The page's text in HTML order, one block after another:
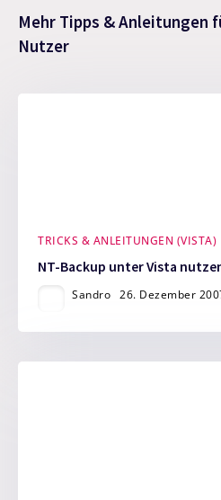
Mehr Tipps & Anleitungen
Nutzer
TRICKS & ANLEITUNGEN (VISTA)
NT-Backup unter Vista
Sandro 26. Dezember